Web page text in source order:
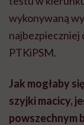
wykonywaną
PTKiPSM.
Jak mogłaby
szyjki macicy,
powszechnym